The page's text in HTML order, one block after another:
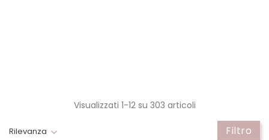
Rilevanza Filtro
Visualizzati 1-12 su 303 articoli